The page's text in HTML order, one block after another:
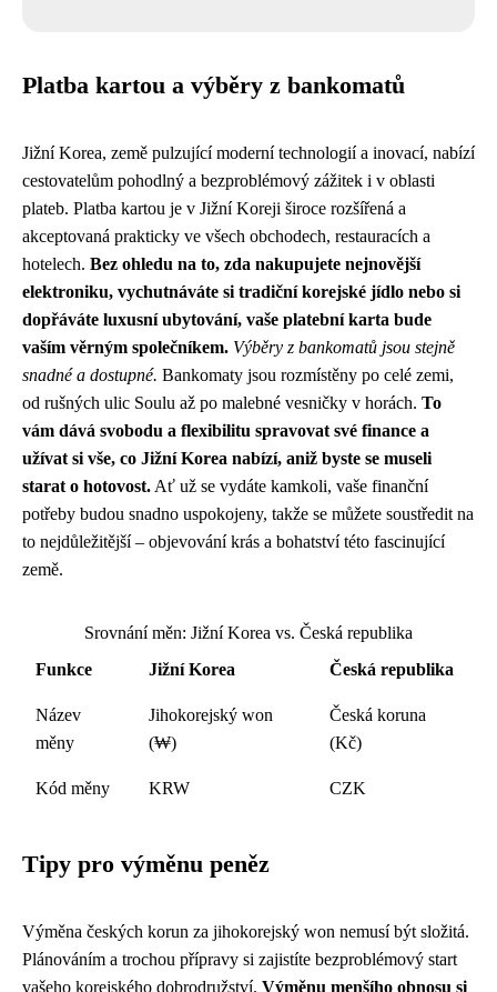
Platba kartou a výběry z bankomatů
Jižní Korea, země pulzující moderní technologií a inovací, nabízí
cestovatelům pohodlný a bezproblémový zážitek i v oblasti
plateb. Platba kartou je v Jižní Koreji široce rozšířená a
akceptovaná prakticky ve všech obchodech, restauracích a
hotelech. Bez ohledu na to, zda nakupujete nejnovější
elektroniku, vychutnáváte si tradiční korejské jídlo nebo si
dopřáváte luxusní ubytování, vaše platební karta bude
vaším věrným společníkem. Výběry z bankomatů jsou stejně
snadné a dostupné. Bankomaty jsou rozmístěny po celé zemi,
od rušných ulic Soulu až po malebné vesničky v horách. To
vám dává svobodu a flexibilitu spravovat své finance a
užívat si vše, co Jižní Korea nabízí, aniž byste se museli
starat o hotovost. Ať už se vydáte kamkoli, vaše finanční
potřeby budou snadno uspokojeny, takže se můžete soustředit na
to nejdůležitější – objevování krás a bohatství této fascinující
země.
Srovnání měn: Jižní Korea vs. Česká republika
Funkce
Jižní Korea Česká republika
Název
měny
Jihokorejský won
(₩)
Česká koruna
(Kč)
Kód měny KRW CZK
Tipy pro výměnu peněz
Výměna českých korun za jihokorejský won nemusí být složitá.
Plánováním a trochou přípravy si zajistíte bezproblémový start
vašeho korejského dobrodružství. Výměnu menšího obnosu si